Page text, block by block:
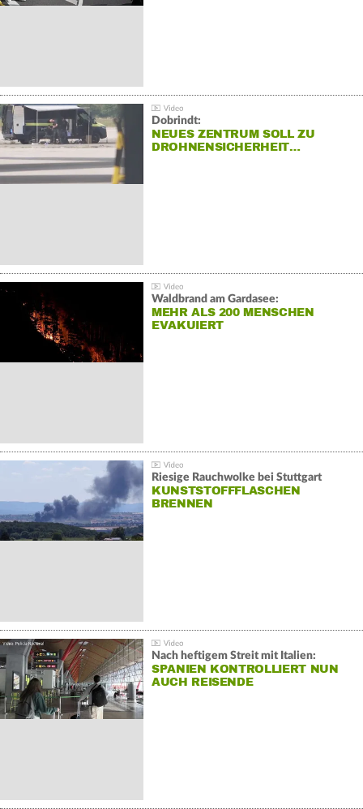
Dobrindt:
NEUES ZENTRUM SOLL ZU
DROHNENSICHERHEIT…
Waldbrand am Gardasee:
MEHR ALS 200 MENSCHEN
EVAKUIERT
Riesige Rauchwolke bei Stuttgart
KUNSTSTOFFFLASCHEN
BRENNEN
Nach heftigem Streit mit Italien:
SPANIEN KONTROLLIERT NUN
AUCH REISENDE